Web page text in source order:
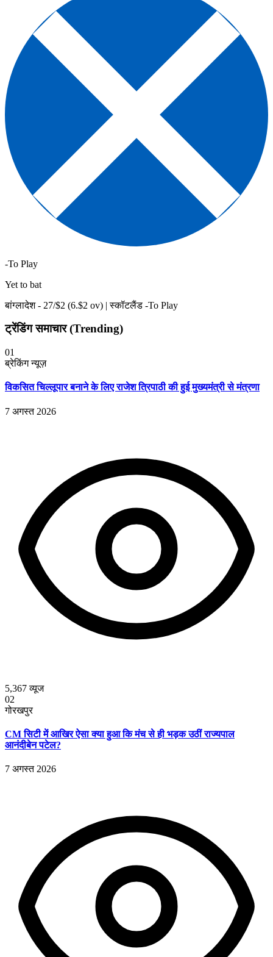
-To Play
Yet to bat
बांग्लादेश - 27/$2 (6.$2 ov) | स्कॉटलैंड -To Play
ट्रेंडिंग समाचार (Trending)
01
ब्रेकिंग न्यूज़
विकसित चिल्लूपार बनाने के लिए राजेश त्रिपाठी की हुई मुख्यमंत्री से मंत्रणा
7 अगस्त 2026
5,367व्यूज
02
गोरखपुर
CM सिटी में आखिर ऐसा क्या हुआ कि मंच से ही भड़क उठीं राज्यपाल
आनंदीबेन पटेल?
7 अगस्त 2026